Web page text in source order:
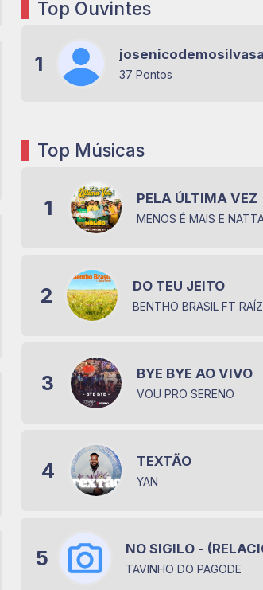
Top Ouvintes
1 37 Pontos
Top Músicas
1 PELA ÚLTIMA VEZ
MENOS É MAIS E
2 DO TEU JEITO
BENTHO BRASIL FT
3 BYE BYE AO VIVO
VOU PRO SERENO
4 TEXTÃO
YAN
5 NO SIGILO -
TAVINHO DO PAGODE